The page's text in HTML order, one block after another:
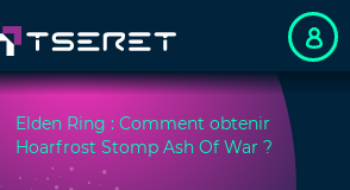
Elden Ring : Comment obtenir
Hoarfrost Stomp Ash Of War ?